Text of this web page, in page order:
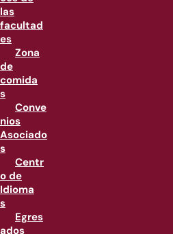
las
facultad
es
Zona
de
comida
s
Conve
nios
Asociado
s
Centr
o de
Idioma
s
Egres
ados